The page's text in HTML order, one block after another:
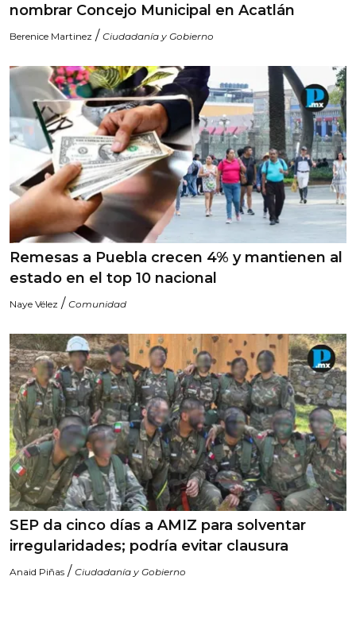
nombrar Concejo Municipal en Acatlán
Berenice Martinez / Ciudadanía y Gobierno
Remesas a Puebla crecen 4% y mantienen al
estado en el top 10 nacional
Naye Vélez / Comunidad
SEP da cinco días a AMIZ para solventar
irregularidades; podría evitar clausura
Anaid Piñas / Ciudadanía y Gobierno